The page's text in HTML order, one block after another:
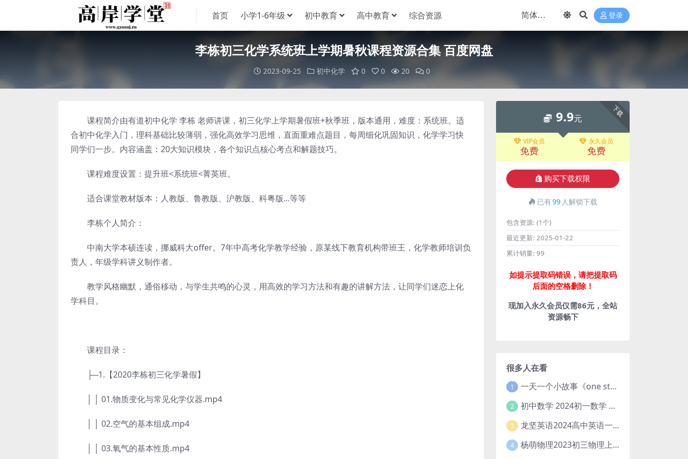
首页 小学1-6年级 初中教育 高中教育 综合资源 登录
李栋初三化学系统班上学期暑秋课程资源合集 百度网盘
2023-09-25 初中化学 0 0 20 0
课程简介由有道初中化学 李栋 老师讲课，初三化学上学期暑假班+秋季班，版本通用，难度：系统班。适
合初中化学入门，理科基础比较薄弱，强化高效学习思维，直面重难点题目，每周细化巩固知识，化学学习快
同学们一步。内容涵盖：20大知识模块，各个知识点核心考点和解题技巧。
课程难度设置：提升班<系统班<菁英班。
适合课堂教材版本：人教版、鲁教版、沪教版、科粤版...等等
李栋个人简介：
中南大学本硕连读，挪威科大offer。7年中高考化学教学经验，原某线下教育机构带班王，化学教师培训负
责人，年级学科讲义制作者。
教学风格幽默，通俗移动，与学生共鸣的心灵，用高效的学习方法和有趣的讲解方法，让同学们迷恋上化
学科目。
课程目录：
├─1.【2020李栋初三化学暑假】
│ │ 01.物质变化与常见化学仪器.mp4
│ │ 02.空气的基本组成.mp4
│ │ 03.氧气的基本性质.mp4
下载
9.9元
VIP会员
免费
永久会员
免费
购买下载权限
已有99 人解锁下载
包含资源: (1个)
最近更新: 2025-01-22
累计销量: 99
如提示提取码错误，请把提取码
后面的空格删除！
现加入永久会员仅需86元，全站
资源畅下
很多人在看
1 一天一个小故事《one story a day》初中版 百度网盘分享下载
2 初中数学 2024初一数学 朱韬数学 S班春季下 A+班春季下 百度云网盘
3 龙坚英语2024高中英语一轮系统班(全国卷+北京卷)
4
杨萌物理2023初三物理上秋季A+班(视频+讲义) 百度网盘分享